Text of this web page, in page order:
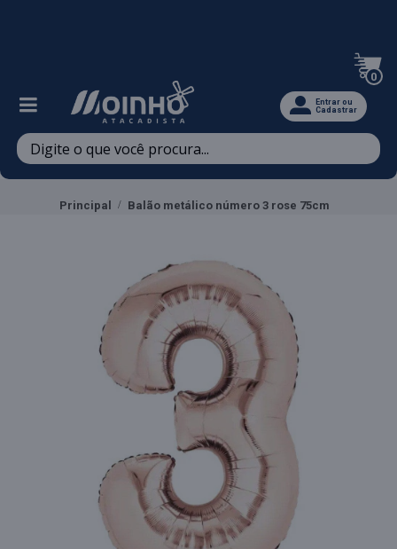
0
Entrar ou
Cadastrar
Principal Balão metálico número 3 rose 75cm